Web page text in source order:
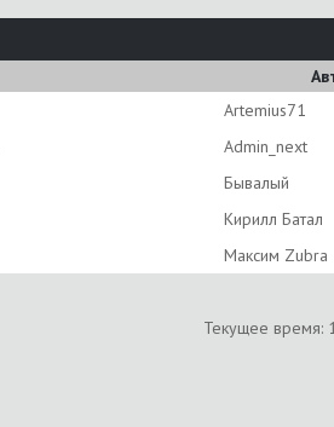
Artemius71
Admin_next
Бывалый
Кирилл Батал
Максим Zubra
Текущее время: